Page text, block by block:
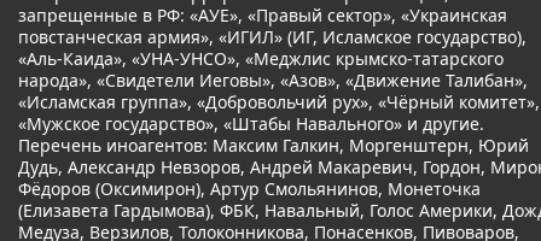
запрещенные в РФ: «АУЕ», «Правый сектор», «Украинская
повстанческая армия», «ИГИЛ» (ИГ, Исламское государство),
«Аль-Каида», «УНА-УНСО», «Меджлис крымско-татарского
народа», «Свидетели Иеговы», «Азов», «Движение Талибан»,
«Исламская группа», «Добровольчий рух», «Чёрный комитет»,
«Мужское государство», «Штабы Навального» и другие.
Перечень иноагентов: Максим Галкин, Моргенштерн, Юрий
Дудь, Александр Невзоров, Андрей Макаревич, Гордон,
Фёдоров (Оксимирон), Артур Смольянинов, Монеточка
(Елизавета Гардымова), ФБК, Навальный, Голос Америки,
Медуза, Верзилов, Толоконникова, Понасенков, Пивоваров,